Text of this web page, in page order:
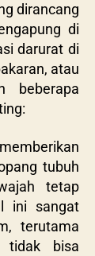
dirancang
di
darurat di
atau
beberapa
memberikan
tubuh
tetap
ini sangat
terutama
tidak bisa